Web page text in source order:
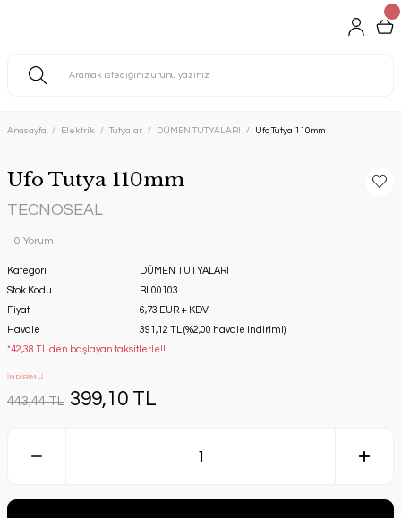
Anasayfa Elektrik Tutyalar DÜMEN TUTYALARI Ufo Tutya 110mm
Ufo Tutya 110mm
TECNOSEAL
0 Yorum
Kategori
DÜMEN TUTYALARI
Stok Kodu
BL00103
Fiyat
6,73 EUR + KDV
Havale
391,12 TL (%2,00 havale indirimi)
*42,38 TL den başlayan taksitlerle!!
İNDİRİMLİ
443,44 TL 399,10 TL